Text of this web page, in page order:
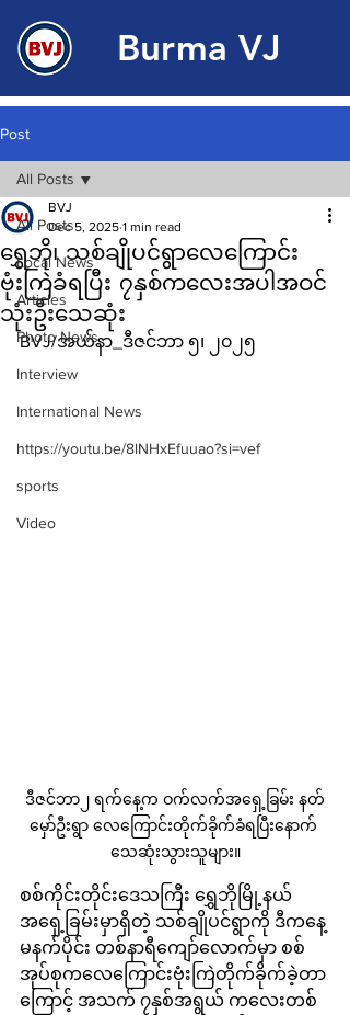
Burma VJ
Post
All Posts
Local News
Articles
Photo News
Interview
International News
https://youtu.be/8lNHxEfuuao?si=vef
sports
Video
All Posts
ရွှေဘို၊ သစ်ချိုပင်ရွာလေကြောင်း
ဗုံးကြဲခံရပြီး ၇နှစ်ကလေးအပါအဝင်
သုံးဦးသေဆုံး
BVJ
Dec 5, 2025 1 min read
BVJ/အယ်နာ_ဒီဇင်ဘာ ၅၊ ၂၀၂၅
ဒီဇင်ဘာ၂ ရက်နေ့က ဝက်လက်အရှေ့ခြမ်း နတ်
မှော်ဦးရွာ လေကြောင်းတိုက်ခိုက်ခံရပြီးနောက်
သေဆုံးသွားသူများ။
စစ်ကိုင်းတိုင်းဒေသကြီး ရွှေဘိုမြို့နယ်
အရှေ့ခြမ်းမှာရှိတဲ့ သစ်ချိုပင်ရွာကို ဒီကနေ့
မနက်ပိုင်း တစ်နာရီကျော်လောက်မှာ စစ်
အုပ်စုကလေကြောင်းဗုံးကြဲတိုက်ခိုက်ခဲ့တာ
ကြောင့် အသက် ၇နှစ်အရွယ် ကလေးတစ်